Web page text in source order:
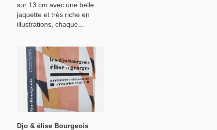
sur 13 cm avec une belle
jaquette et très riche en
illustrations, chaque...
Djo & élise Bourgeois